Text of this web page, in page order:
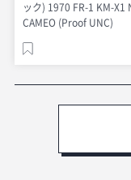
ック) 1970 FR-1 KM-X1
CAMEO (Proof UNC)